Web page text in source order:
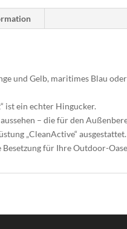
und Gelb, maritimes Blau
ist ein echter Hingucker.
– die für den
„CleanActive“
für Ihre Outdoor-